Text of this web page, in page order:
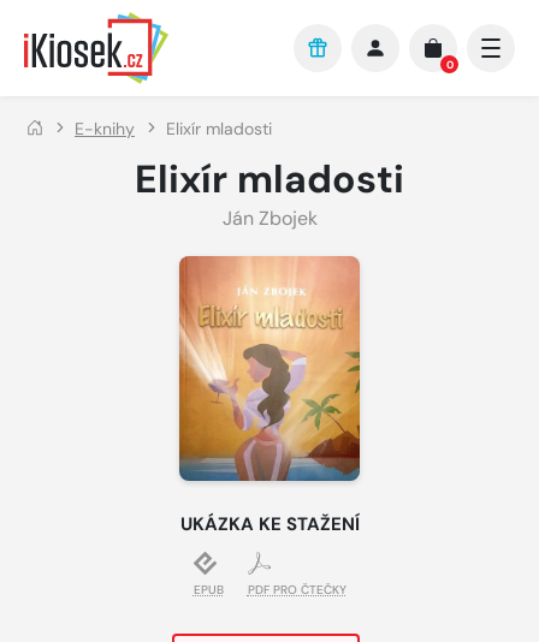
Přejít na hlavní obsah
0
E-knihy Elixír mladosti
Elixír mladosti
Ján Zbojek
UKÁZKA KE STAŽENÍ
EPUB PDF PRO ČTEČKY